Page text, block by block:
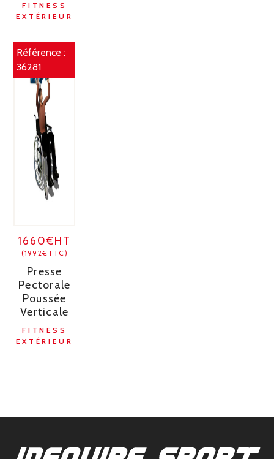
FITNESS
EXTÉRIEUR
Référence :
36281
1660€HT
(1992€TTC)
Presse
Pectorale
Poussée
Verticale
FITNESS
EXTÉRIEUR